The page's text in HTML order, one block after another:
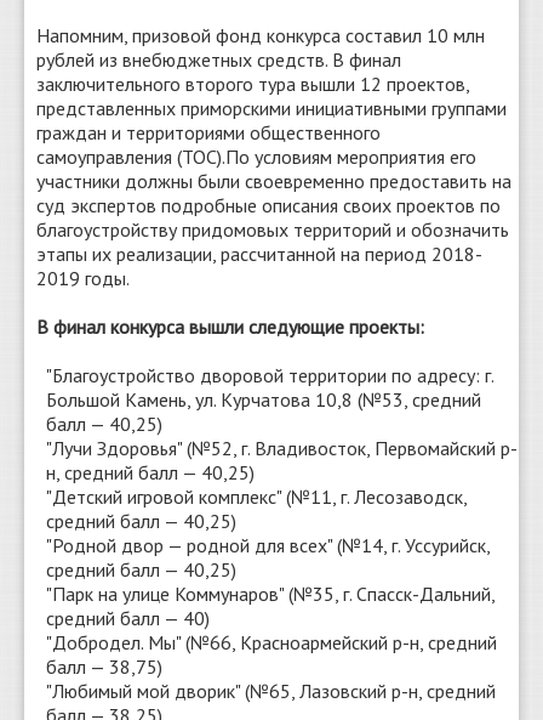
Напомним, призовой фонд конкурса составил 10 млн
рублей из внебюджетных средств. В финал
заключительного второго тура вышли 12 проектов,
представленных приморскими инициативными группами
граждан и территориями общественного
самоуправления (ТОС).По условиям мероприятия его
участники должны были своевременно предоставить на
суд экспертов подробные описания своих проектов по
благоустройству придомовых территорий и обозначить
этапы их реализации, рассчитанной на период 2018-
2019 годы.
В финал конкурса вышли следующие проекты:
"Благоустройство дворовой территории по адресу: г.
Большой Камень, ул. Курчатова 10,8 (№53, средний
балл — 40,25)
"Лучи Здоровья" (№52, г. Владивосток, Первомайский р-
н, средний балл — 40,25)
"Детский игровой комплекс" (№11, г. Лесозаводск,
средний балл — 40,25)
"Родной двор — родной для всех" (№14, г. Уссурийск,
средний балл — 40,25)
"Парк на улице Коммунаров" (№35, г. Спасск-Дальний,
средний балл — 40)
"Добродел. Мы" (№66, Красноармейский р-н, средний
балл — 38,75)
"Любимый мой дворик" (№65, Лазовский р-н, средний
балл — 38,25)